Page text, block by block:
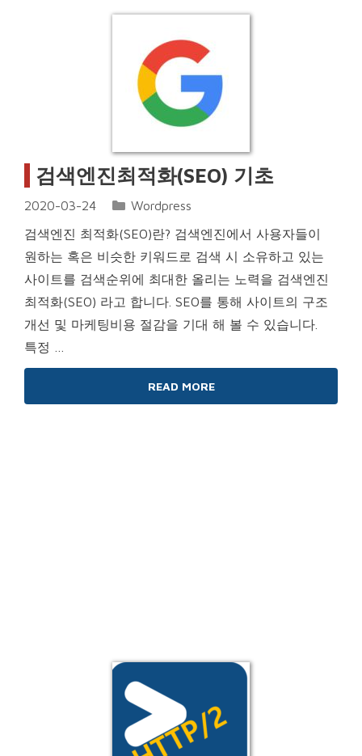
검색엔진최적화(SEO) 기초
2020-03-24 Categories
Wordpress
검색엔진 최적화(SEO)란? 검색엔진에서 사용자들이
원하는 혹은 비슷한 키워드로 검색 시 소유하고 있는
사이트를 검색순위에 최대한 올리는 노력을 검색엔진
최적화(SEO) 라고 합니다. SEO를 통해 사이트의 구조
개선 및 마케팅비용 절감을 기대 해 볼 수 있습니다.
특정 …
READ MORE